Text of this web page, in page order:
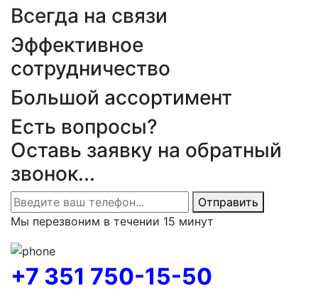
Всегда на связи
Эффективное
сотрудничество
Большой ассортимент
Есть вопросы?
Оставь заявку на обратный
звонок...
Отправить
Мы перезвоним в течении 15 минут
+7 351 750-15-50